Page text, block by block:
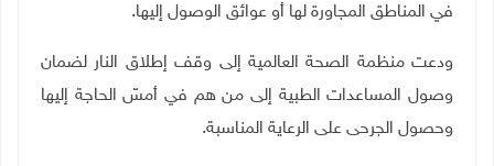
في المناطق المجاورة لها أو عوائق الوصول إليها.
ودعت منظمة الصحة العالمية إلى وقف إطلاق النار لضمان
وصول المساعدات الطبية إلى من هم في أمسّ الحاجة إليها
وحصول الجرحى على الرعاية المناسبة.